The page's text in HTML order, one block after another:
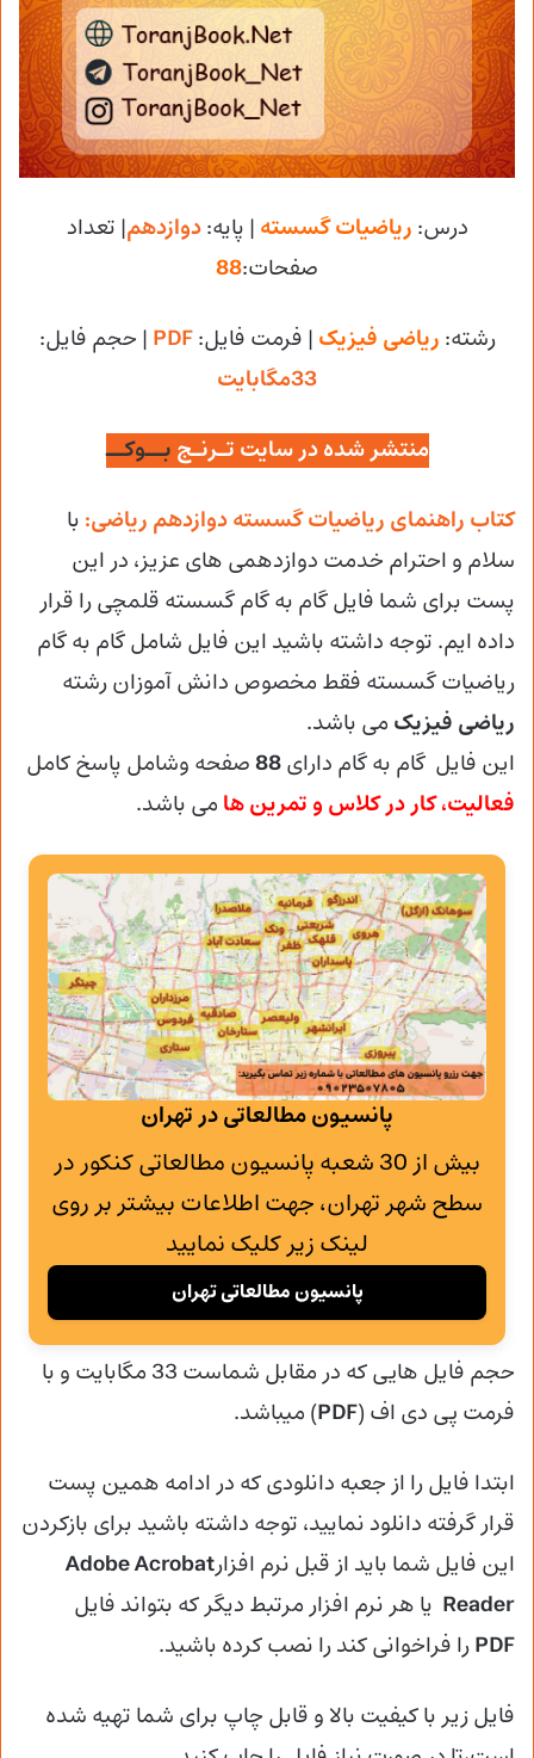
درس: ریاضیات گسسته | پایه:دوازدهم| تعداد
صفحات:88
رشته: ریاضی فیزیک | فرمت فایل:PDF | حجم فایل:
33مگابایت
منتشر شده در سایت تـرنـج بــوکــ
کتاب راهنمای ریاضیات گسسته دوازدهم ریاضی: با
سلام و احترام خدمت دوازدهمی های عزیز، در این
پست برای شما فایل گام به گام گسسته قلمچیرا قرار
داده ایم. توجه داشته باشید این فایل شامل گام به گام
ریاضیات گسسته فقط مخصوص دانش آموزان رشته
ریاضی فیزیک می باشد.
این فایل گام به گام دارای88صفحه وشامل پاسخ کامل
فعالیت، کار در کلاس و تمرین ها می باشد.
پانسیون مطالعاتی در تهران
بیش از 30 شعبه پانسیون مطالعاتی کنکور در
سطح شهر تهران، جهت اطلاعات بیشتر بر روی
لینک زیر کلیک نمایید
پانسیون مطالعاتی تهران
حجم فایل هایی که در مقابل شماست 33 مگابایت و با
فرمت پی دی اف (PDF) میباشد.
ابتدا فایل را از جعبه دانلودی که در ادامه همین پست
قرار گرفته دانلود نمایید، توجه داشته باشید برای بازکردن
این فایل شما باید از قبل نرم افزارAdobe Acrobat
Reader یا هر نرم افزار مرتبط دیگر که بتواند فایل
PDFرا فراخوانی کند را نصب کرده باشید.
فایل زیر با کیفیت بالا و قابل چاپ برای شما تهیه شده